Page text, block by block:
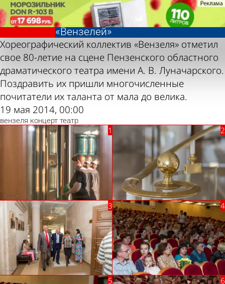
Юбилейный
концерт
«Вензелей»
Фотолента,
«Культура»
Хореографический коллектив «Вензеля» отметил
свое 80-летие на сцене Пензенского областного
драматического театра имени А. В. Луначарского.
Поздравить их пришли многочисленные
почитатели их таланта от мала до велика.
19 мая 2014, 00:00
вензеля концерт театр
Юбилейный
концерт
«Вензелей»
Фотолента,
«Культура»